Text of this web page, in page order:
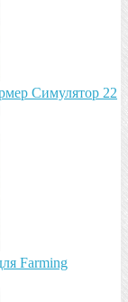
Симулятор 22
Farming